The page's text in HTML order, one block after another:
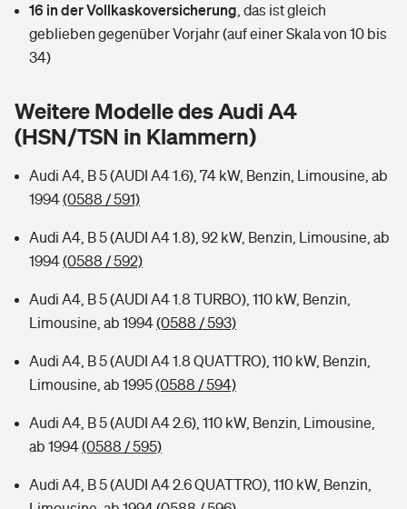
Tools
Hochwasser-Check: Wie gefährdet ist Ihr Haus?
Sie haben Fragen?
Handyversicherung
Private Cyberversicherung
Zur Übersicht
Kinderunfall-Check: Mehr Sicherheit für deine Kids
Typklassen: So ist Ihr Auto eingestuft
Sie haben Fragen?
Wer versichert was: Jetzt Versicherer finden
Rentenrechner: Wie viel Geld bekomme ich im Alter?
16 in der Vollkaskoversicherung das ist gleich
geblieben gegenüber Vorjahr (auf einer Skala von 10 bis
34)
Weitere Modelle des Audi A4
(HSN/TSN in Klammern)
Audi A4, B 5 (AUDI A4 1.6), 74 kW, Benzin, Limousine, ab
1994(0588 / 591)
Audi A4, B 5 (AUDI A4 1.8), 92 kW, Benzin, Limousine, ab
1994(0588 / 592)
Audi A4, B 5 (AUDI A4 1.8 TURBO), 110 kW, Benzin,
Limousine, ab 1994(0588 / 593)
Audi A4, B 5 (AUDI A4 1.8 QUATTRO), 110 kW, Benzin,
Limousine, ab 1995(0588 / 594)
Audi A4, B 5 (AUDI A4 2.6), 110 kW, Benzin, Limousine,
ab 1994(0588 / 595)
Audi A4, B 5 (AUDI A4 2.6 QUATTRO), 110 kW, Benzin,